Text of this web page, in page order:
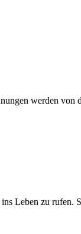
werden von
Leben zu rufen.